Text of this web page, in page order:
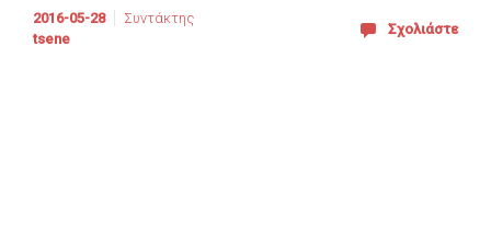
2016-05-28
Συντάκτης
tsene
Σχολιάστε